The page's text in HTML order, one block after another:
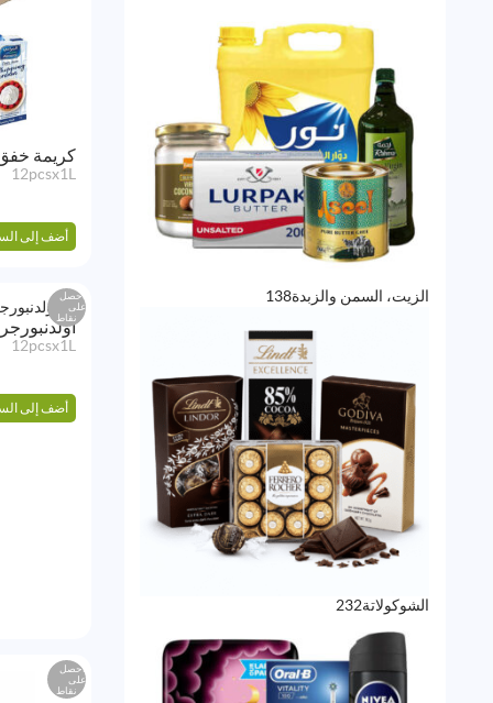
الزيت، السمن والزبدة138
138
الشوكولاتة232
232
كريمة
12pcsx1L
أضف إلى
احصل
على
نقاط
12pcsx1L
أضف إلى
احصل
على
نقاط